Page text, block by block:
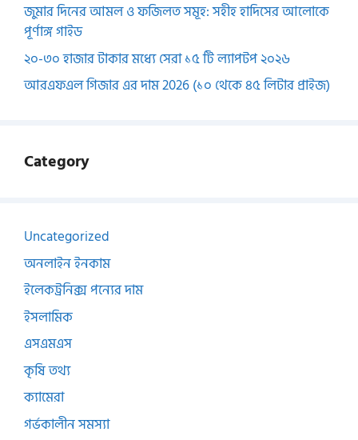
জুমার দিনের আমল ও ফজিলত সমূহ: সহীহ হাদিসের আলোকে
পূর্ণাঙ্গ গাইড
২০-৩০ হাজার টাকার মধ্যে সেরা ১৫ টি ল্যাপটপ ২০২৬
আরএফএল গিজার এর দাম 2026 (১০ থেকে ৪৫ লিটার প্রাইজ)
Category
Uncategorized
অনলাইন ইনকাম
ইলেকট্রনিক্স পন্যের দাম
ইসলামিক
এসএমএস
কৃষি তথ্য
ক্যামেরা
গর্ভকালীন সমস্যা